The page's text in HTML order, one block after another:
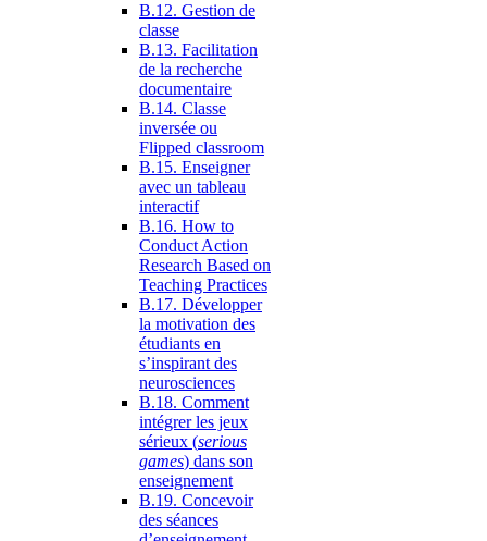
B.12. Gestion de
classe
B.13. Facilitation
de la recherche
documentaire
B.14. Classe
inversée ou
Flipped classroom
B.15. Enseigner
avec un tableau
interactif
B.16. How to
Conduct Action
Research Based on
Teaching Practices
B.17. Développer
la motivation des
étudiants en
s’inspirant des
neurosciences
B.18. Comment
intégrer les jeux
sérieux (serious
games) dans son
enseignement
B.19. Concevoir
des séances